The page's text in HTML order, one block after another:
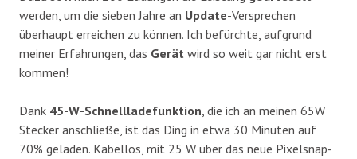
werden, um die sieben Jahre an Update-Versprechen
überhaupt erreichen zu können. Ich befürchte, aufgrund
meiner Erfahrungen, das Gerät wird so weit gar nicht erst
kommen!
Dank 45-W-Schnellladefunktion, die ich an meinen 65W
Stecker anschließe, ist das Ding in etwa 30 Minuten auf
70% geladen. Kabellos, mit 25 W über das neue Pixelsnap-